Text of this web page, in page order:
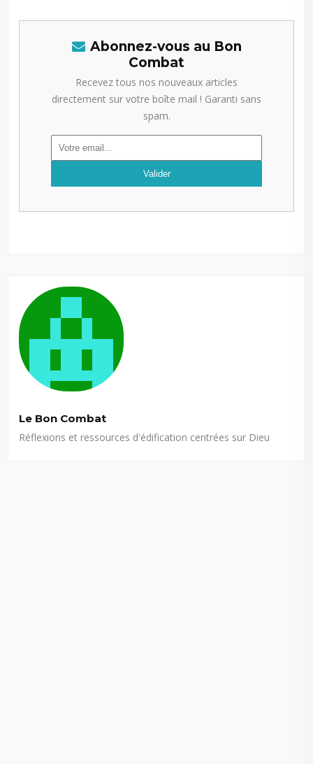
Abonnez-vous au Bon
Combat
Recevez tous nos nouveaux articles
directement sur votre boîte mail ! Garanti sans
spam.
Le Bon Combat
Réflexions et ressources d'édification centrées sur Dieu